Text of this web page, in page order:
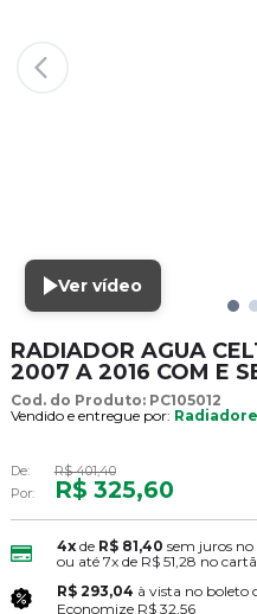
Ver vídeo
RADIADOR AGUA
2007 A 2016 COM E
Cod. do Produto: PC105012
Vendido e entregue por:
De:
R$ 401,40
Por:
R$ 325,60
4xde R$ 81,40 sem juros
ou até 7xde R$ 51,28 no
R$ 293,04 à vista no boleto
Economize R$ 32,56